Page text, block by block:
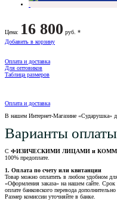
Цена: 16 800 руб. *
Добавить в корзину
Оплата и доставка
Для оптовиков
Таблица размеров
Оплата и доставка
В нашем Интернет-Магазине «Сударушка»
Варианты
С ФИЗИЧЕСКИМИ ЛИЦАМИ и
100% предоплате.
1. Оплата по счету или квитанции
Товар можно оплатить в любом удобном
«Оформления заказа» на нашем сайте.
оплате банковского перевода
Размер комиссии уточняйте в банке.